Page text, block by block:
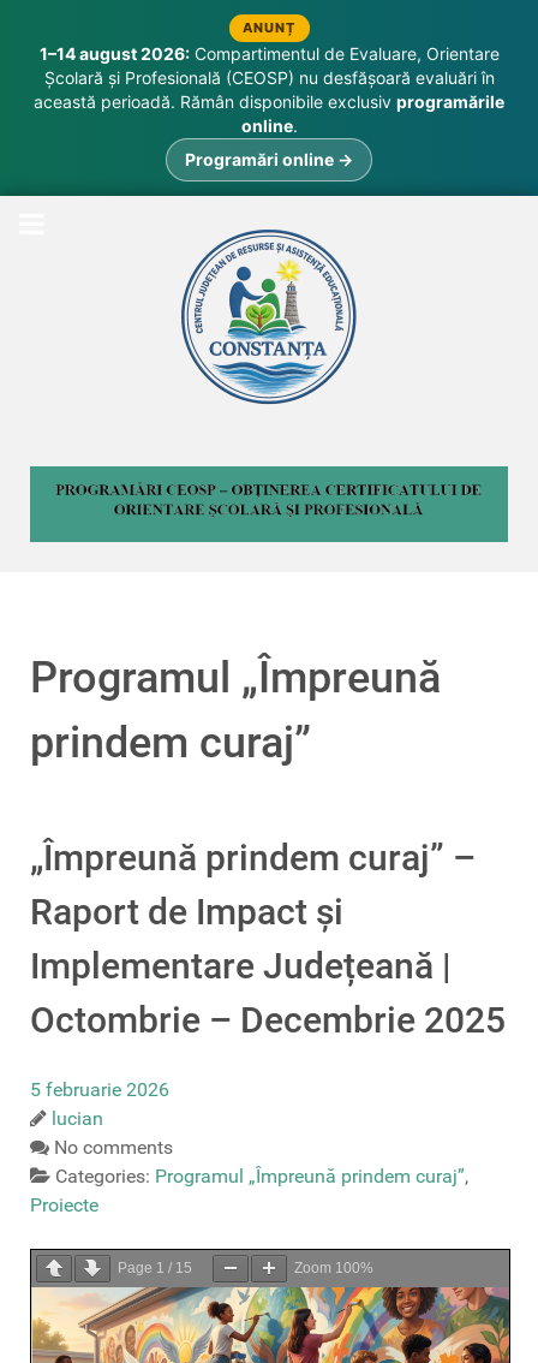
ANUNȚ
1–14 august 2026:Compartimentul de Evaluare, Orientare
Școlară și Profesională (CEOSP) nu desfășoară evaluări în
această perioadă. Rămân disponibile exclusiv programările
online.
Programări online →
Programul „Împreună
prindem curaj”
„Împreună prindem curaj” –
Raport de Impact și
Implementare Județeană |
Octombrie – Decembrie 2025
5 februarie 2026
lucian
No comments
Categories: Programul „Împreună prindem curaj”,
Proiecte
Page 1 / 15 Zoom 100%